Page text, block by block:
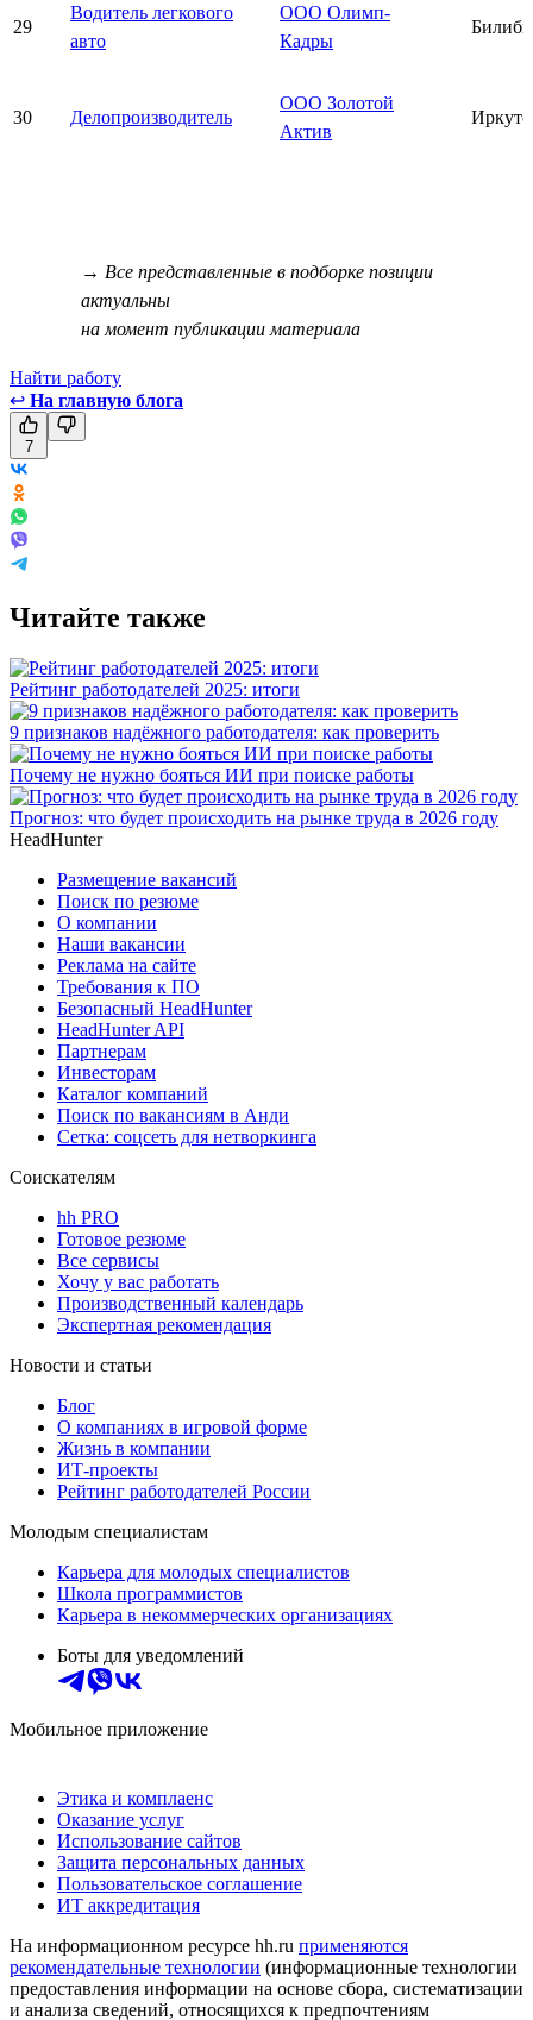
29
Водитель легкового
авто
ООО Олимп-
Кадры
30 Делопроизводитель
ООО Золотой
Актив
→ Все представленные в подборке позиции
актуальны
на момент публикации материала
Найти работу
↩ На главную блога
7
Читайте также
Рейтинг работодателей 2025: итоги
9 признаков надёжного работодателя: как проверить
Почему не нужно бояться ИИ при поиске работы
Прогноз: что будет происходить на рынке труда в 2026 году
HeadHunter
Размещение вакансий
Поиск по резюме
О компании
Наши вакансии
Реклама на сайте
Требования к ПО
Безопасный HeadHunter
HeadHunter API
Партнерам
Инвесторам
Каталог компаний
Поиск по вакансиям в Анди
Сетка: соцсеть для нетворкинга
Соискателям
hh PRO
Готовое резюме
Все сервисы
Хочу у вас работать
Производственный календарь
Экспертная рекомендация
Новости и статьи
Блог
О компаниях в игровой форме
Жизнь в компании
ИТ-проекты
Рейтинг работодателей России
Молодым специалистам
Карьера для молодых специалистов
Школа программистов
Карьера в некоммерческих организациях
Боты для уведомлений
Мобильное приложение
Этика и комплаенс
Оказание услуг
Использование сайтов
Защита персональных данных
Пользовательское соглашение
ИТ аккредитация
На информационном ресурсе hh.ru применяются
рекомендательные технологии (информационные технологии
предоставления информации на основе сбора, систематизации
и анализа сведений, относящихся к предпочтениям